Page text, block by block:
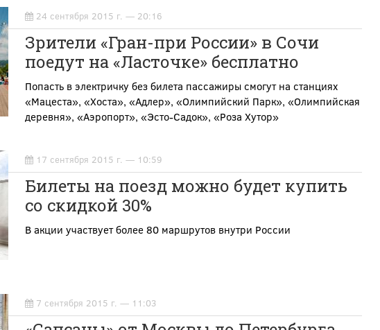
24 сентября 2015 г. — 20:16
Зрители «Гран-при России» в Сочи
поедут на «Ласточке» бесплатно
Попасть в электричку без билета пассажиры смогут на станциях
«Мацеста», «Хоста», «Адлер», «Олимпийский Парк», «Олимпийская
деревня», «Аэропорт», «Эсто-Садок», «Роза Хутор»
17 сентября 2015 г. — 10:59
Билеты на поезд можно будет купить
со скидкой 30%
В акции участвует более 80 маршрутов внутри России
7 сентября 2015 г. — 11:03